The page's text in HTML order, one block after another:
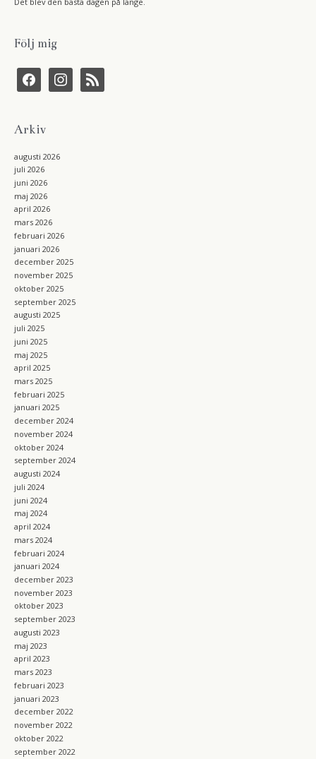
Följ mig
f
c
o
i
s
m
r
s
Arkiv
augusti 2026
juli 2026
juni 2026
maj 2026
april 2026
mars 2026
februari 2026
januari 2026
december 2025
november 2025
oktober 2025
september 2025
augusti 2025
juli 2025
juni 2025
maj 2025
april 2025
mars 2025
februari 2025
januari 2025
december 2024
november 2024
oktober 2024
september 2024
augusti 2024
juli 2024
juni 2024
maj 2024
april 2024
mars 2024
februari 2024
januari 2024
december 2023
november 2023
oktober 2023
september 2023
augusti 2023
maj 2023
april 2023
mars 2023
februari 2023
januari 2023
december 2022
november 2022
oktober 2022
september 2022